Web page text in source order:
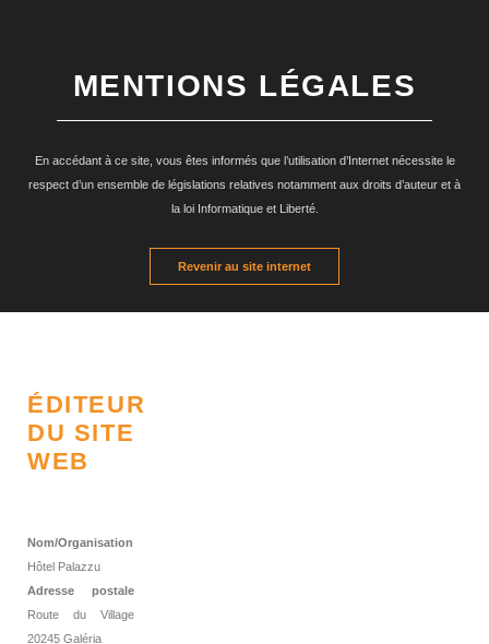
MENTIONS LÉGALES
En accédant à ce site, vous êtes informés que l’utilisation d’Internet nécessite le
respect d’un ensemble de législations relatives notamment aux droits d’auteur et à
la loi Informatique et Liberté.
Revenir au site internet
ÉDITEUR
DU SITE
WEB
Nom/Organisation
Hôtel Palazzu
Adresse postale
Route du Village
20245 Galéria